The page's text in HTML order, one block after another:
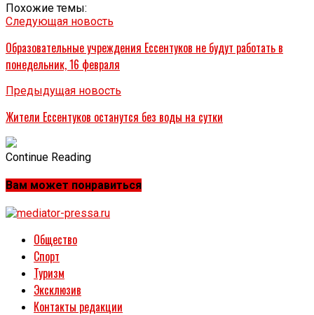
Похожие темы:
Следующая новость
Образовательные учреждения Ессентуков не будут работать в
понедельник, 16 февраля
Предыдущая новость
Жители Ессентуков останутся без воды на сутки
Continue Reading
Вам может понравиться
Общество
Спорт
Туризм
Эксклюзив
Контакты редакции